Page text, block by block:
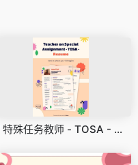
特殊任务教师 - TOSA - 简历